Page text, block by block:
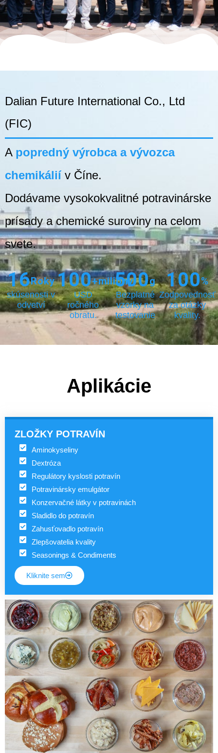
Dalian Future International Co., Ltd
(FIC)
A popredný výrobca a vývozca
chemikáliív Číne.
Dodávame vysokokvalitné potravinárske
prísady a chemické suroviny na celom
svete.
skúsenosti v
odvetví
16Roky
USD
ročného
obratu.
100+milióny
Bezplatné
vzorky na
testovanie
500g
Zodpovednosť
za otázky
kvality.
100%
Aplikácie
ZLOŽKY POTRAVÍN
Aminokyseliny
Dextróza
Regulátory kyslosti potravín
Potravinársky emulgátor
Konzervačné látky v potravinách
Sladidlo do potravín
Zahusťovadlo potravín
Zlepšovatelia kvality
Seasonings & Condiments
Kliknite sem